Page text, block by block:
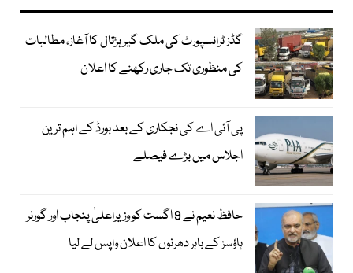
گڈز ٹرانسپورٹ کی ملک گیر ہڑتال کا آغاز، مطالبات
کی منظوری تک جاری رکھنے کا اعلان
پی آئی اے کی نجکاری کے بعد بورڈ کے اہم ترین
اجلاس میں بڑے فیصلے
حافظ نعیم نے 9 اگست کو وزیراعلیٰ پنجاب اور گورنر
ہاؤسز کے باہر دھرنوں کا اعلان واپس لے لیا